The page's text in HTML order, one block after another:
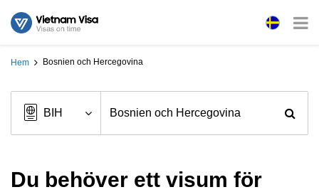
Hem Bosnien och Hercegovina
Du behöver ett visum för